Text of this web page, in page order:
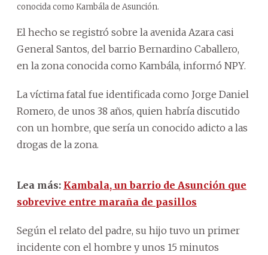
conocida como Kambála de Asunción.
El hecho se registró sobre la avenida Azara casi
General Santos, del barrio Bernardino Caballero,
en la zona conocida como Kambála, informó NPY.
La víctima fatal fue identificada como Jorge Daniel
Romero, de unos 38 años, quien habría discutido
con un hombre, que sería un conocido adicto a las
drogas de la zona.
Lea más: Kambala, un barrio de Asunción que
sobrevive entre maraña de pasillos
Según el relato del padre, su hijo tuvo un primer
incidente con el hombre y unos 15 minutos